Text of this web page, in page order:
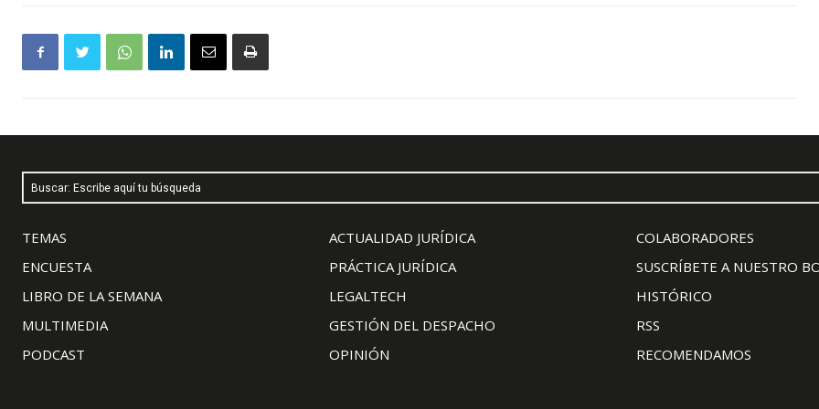
Buscar: Escribe aquí tu búsqueda
TEMAS
ENCUESTA
LIBRO DE LA SEMANA
MULTIMEDIA
PODCAST
ACTUALIDAD JURÍDICA
PRÁCTICA JURÍDICA
LEGALTECH
GESTIÓN DEL DESPACHO
OPINIÓN
COLABORADORES
SUSCRÍBETE A NUESTRO
HISTÓRICO
RSS
RECOMENDAMOS